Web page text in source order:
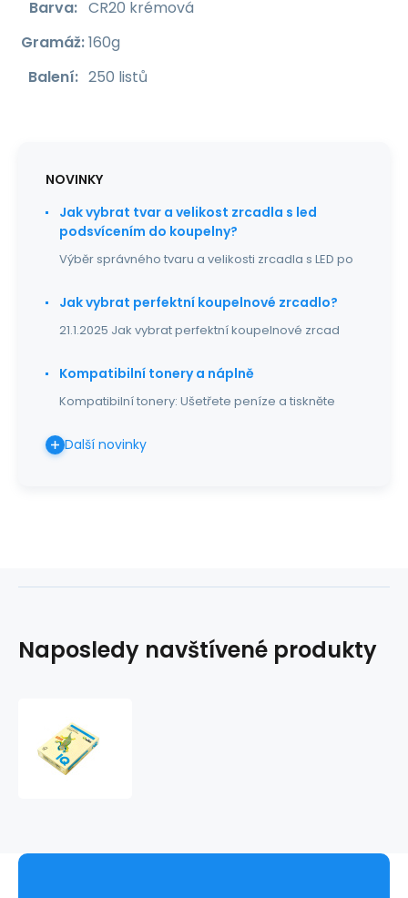
Barva: CR20 krémová
Gramáž:160g
Balení: 250 listů
NOVINKY
Jak vybrat tvar a velikost zrcadla s led
podsvícením do koupelny?
Výběr správného tvaru a velikosti zrcadla s LED po
Jak vybrat perfektní koupelnové zrcadlo?
21.1.2025 Jak vybrat perfektní koupelnové zrcad
Kompatibilní tonery a náplně
Kompatibilní tonery: Ušetřete peníze a tiskněte
Další novinky
Naposledy navštívené produkty
krémová